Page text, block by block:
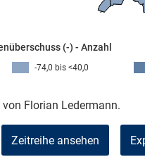
(-) - Anzahl
-74,0 bis <40,0
von Florian Ledermann.
Zeitreihe ansehen